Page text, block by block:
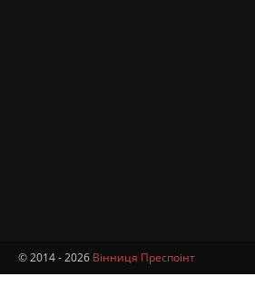
© 2014 - 2026 Вінниця Преспоінт